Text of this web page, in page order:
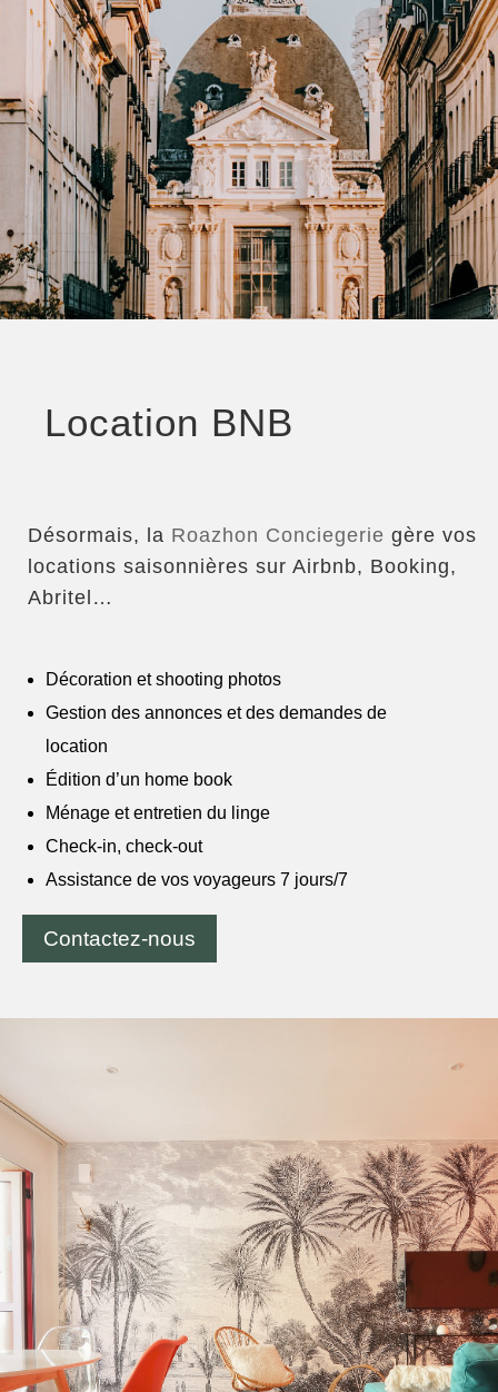
Location BNB
Désormais, la Roazhon Conciegerie gère vos
locations saisonnières sur Airbnb, Booking,
Abritel…
Décoration et shooting photos
Gestion des annonces et des demandes de
location
Édition d’un home book
Ménage et entretien du linge
Check-in, check-out
Assistance de vos voyageurs 7 jours/7
Contactez-nous